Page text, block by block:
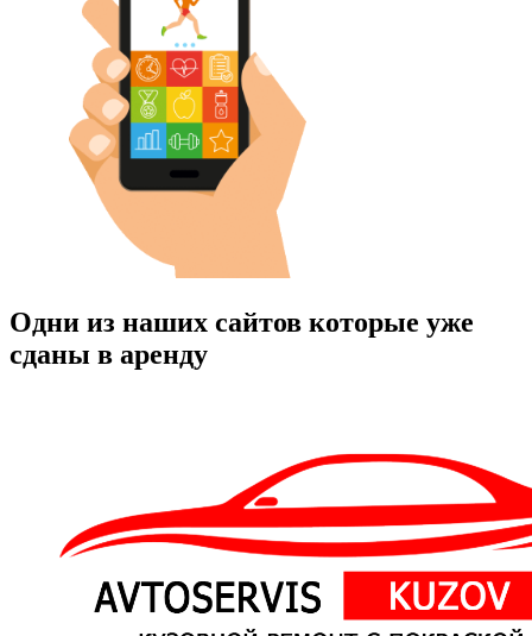
Одни из наших сайтов которые уже
сданы в аренду